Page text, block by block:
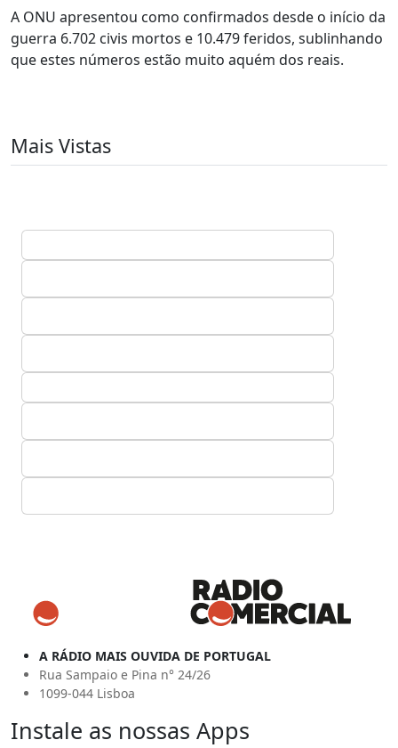
A ONU apresentou como confirmados desde o início da
guerra 6.702 civis mortos e 10.479 feridos, sublinhando
que estes números estão muito aquém dos reais.
Mais Vistas
A RÁDIO MAIS OUVIDA DE PORTUGAL
Rua Sampaio e Pina n° 24/26
1099-044 Lisboa
Instale as nossas Apps